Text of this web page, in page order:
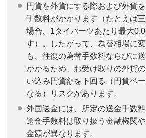
円貨を外貨にする際および外貨
手数料がかかります（たとえば
場合、1タイバーツあたり最大
す）。したがって、為替相場に
も、往復の為替手数料ならびに
かかるため、お受け取りの外貨
い込み円貨額を下回る（円貨ベ
なる）リスクがあります。
外国送金には、所定の送金手数料
送金手数料は取り扱う金融機関
金額が異なります。